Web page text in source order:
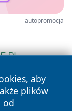
autopromocja
aby
plików
od